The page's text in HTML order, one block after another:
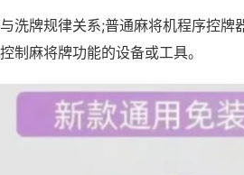
洗牌规律关系;普通麻将机程序控
制麻将牌功能的设备或工具。